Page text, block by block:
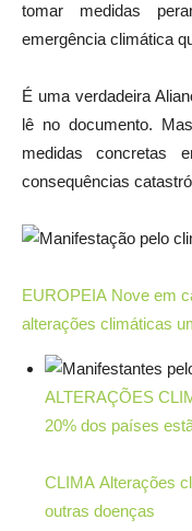
tomar medidas
emergência climática
É uma verdadeira
lê no documento.
medidas concretas
consequências
EUROPEIA Nove em
alterações climáticas
ALTERAÇÕES
20% dos países
CLIMA Alterações
outras doenças